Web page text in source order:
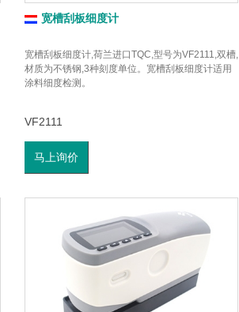
宽槽刮板细度计
宽槽刮板细度计,荷兰进口TQC,型号为VF2111,双槽,
材质为不锈钢,3种刻度单位。宽槽刮板细度计适用
涂料细度检测。
VF2111
马上询价